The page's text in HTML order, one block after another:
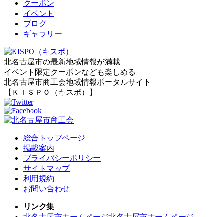
クーポン
イベント
ブログ
ギャラリー
北名古屋市の最新地域情報が満載！
イベント限定クーポンなども楽しめる
北名古屋市商工会地域情報ポータルサイト
【ＫＩＳＰＯ（キスポ）】
総合トップページ
掲載案内
プライバシーポリシー
サイトマップ
利用規約
お問い合わせ
リンク集